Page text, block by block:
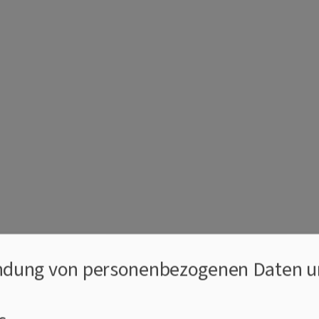
von personenbezogenen Daten